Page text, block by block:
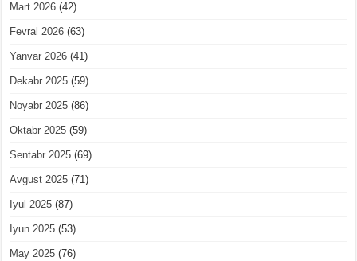
Mart 2026 (42)
Fevral 2026 (63)
Yanvar 2026 (41)
Dekabr 2025 (59)
Noyabr 2025 (86)
Oktabr 2025 (59)
Sentabr 2025 (69)
Avgust 2025 (71)
Iyul 2025 (87)
Iyun 2025 (53)
May 2025 (76)